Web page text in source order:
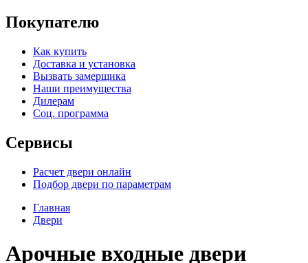
Покупателю
Как купить
Доставка и установка
Вызвать замерщика
Наши преимущества
Дилерам
Соц. программа
Сервисы
Расчет двери онлайн
Подбор двери по параметрам
Главная
Двери
Арочные входные двери